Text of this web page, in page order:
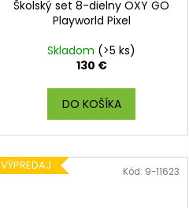
O
Školský set 8-dielny OXY GO
Playworld Pixel
Skladom (>5 ks)
130 €
DO KOŠÍKA
VÝPREDAJ Kód: 9-11623